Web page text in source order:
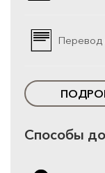
Перевод
Способы